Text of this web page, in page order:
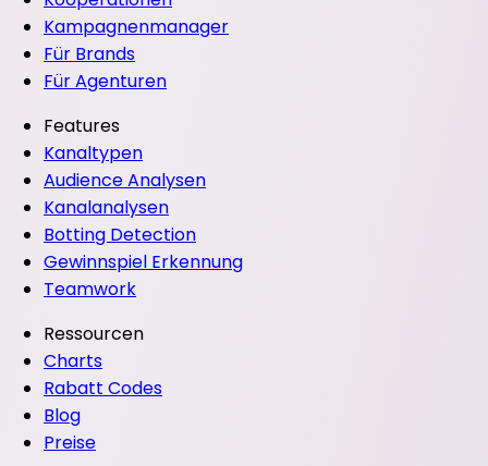
Kampagnenmanager
Für Brands
Für Agenturen
Features
Kanaltypen
Audience Analysen
Kanalanalysen
Botting Detection
Gewinnspiel Erkennung
Teamwork
Ressourcen
Charts
Rabatt Codes
Blog
Preise